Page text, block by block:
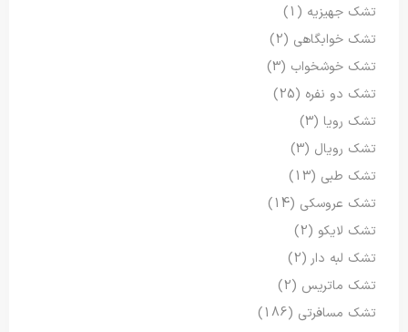
تشک جهیزیه (1)
تشک خوابگاهی (2)
تشک خوشخواب (3)
تشک دو نفره (25)
تشک رویا (3)
تشک رویال (3)
تشک طبی (13)
تشک عروسکی (14)
تشک لایکو (2)
تشک لبه دار (2)
تشک ماتریس (2)
تشک مسافرتی (186)